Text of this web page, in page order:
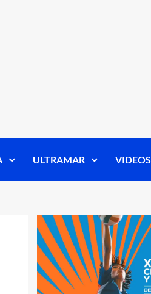
ULTRAMAR VIDEOS